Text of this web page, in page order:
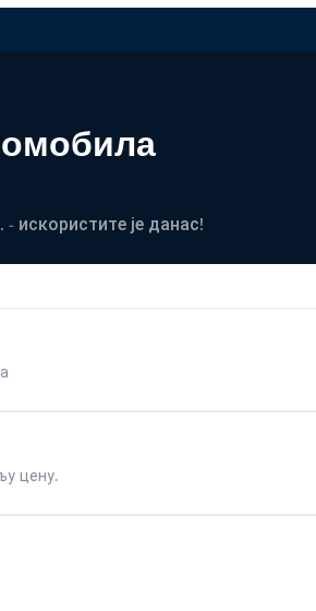
искористите је данас!
цену.